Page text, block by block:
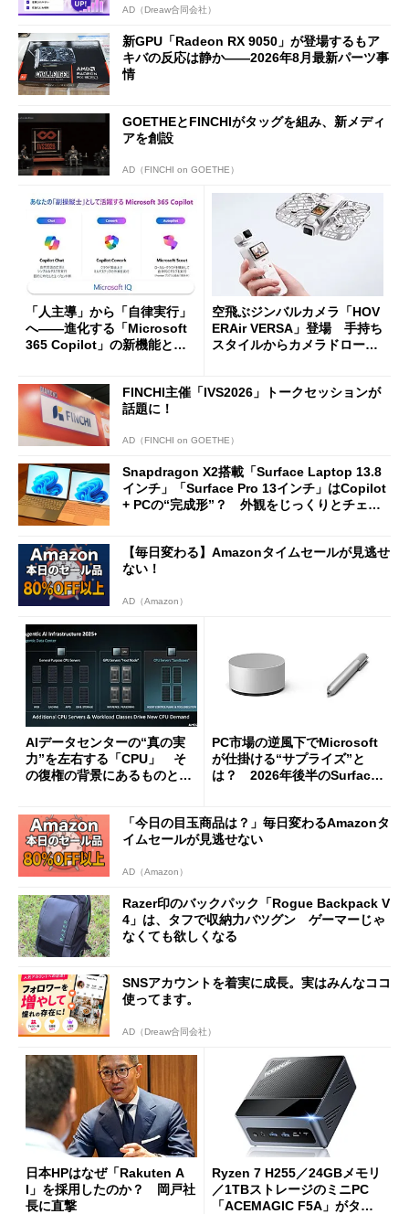
AD（Dreaw合同会社）
新GPU「Radeon RX 9050」が登場するもア
キバの反応は静か――2026年8月最新パーツ事
情
GOETHEとFINCHIがタッグを組み、新メディ
アを創設
AD（FINCHI on GOETHE）
「人主導」から「自律実行」
へ――進化する「Microsoft
365 Copilot」の新機能とエ
空飛ぶジンバルカメラ「HOV
ERAir VERSA」登場 手持ち
スタイルからカメラドローン
FINCHI主催「IVS2026」トークセッションが
話題に！
AD（FINCHI on GOETHE）
Snapdragon X2搭載「Surface Laptop 13.8
インチ」「Surface Pro 13インチ」はCopilot
+ PCの“完成形”？ 外観をじっくりとチェッ
【毎日変わる】Amazonタイムセールが見逃せ
ない！
AD（Amazon）
AIデータセンターの“真の実
力”を左右する「CPU」 そ
の復権の背景にあるものと
PC市場の逆風下でMicrosoft
が仕掛ける“サプライズ”と
は？ 2026年後半のSurface
「今日の目玉商品は？」毎日変わるAmazonタ
イムセールが見逃せない
AD（Amazon）
Razer印のバックパック「Rogue Backpack V
4」は、タフで収納力バツグン ゲーマーじゃ
なくても欲しくなる
SNSアカウントを着実に成長。実はみんなココ
使ってます。
AD（Dreaw合同会社）
日本HPはなぜ「Rakuten A
I」を採用したのか？ 岡戸社
長に直撃
Ryzen 7 H255／24GBメモリ
／1TBストレージのミニPC
「ACEMAGIC F5A」がタイ